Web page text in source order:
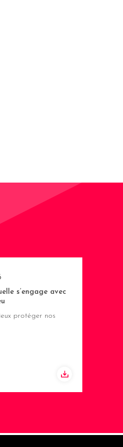
s’engage avec
protéger nos